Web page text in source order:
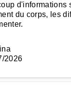
d'informations
du corps, les
2026